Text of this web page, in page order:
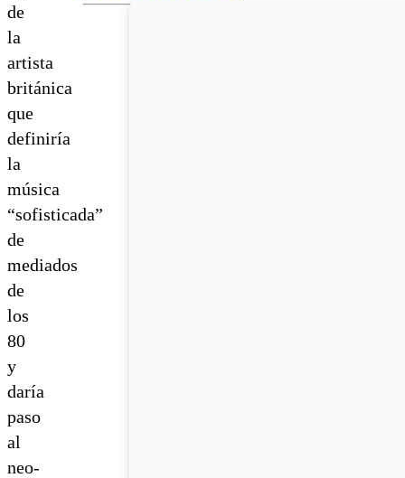
de
la
artista
británica
que
definiría
la
música
“sofisticada”
de
mediados
de
los
80
y
daría
paso
al
neo-